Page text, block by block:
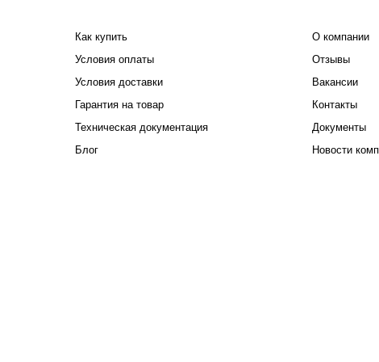
Как купить
Условия оплаты
Условия доставки
Гарантия на товар
Техническая документация
Блог
О компании
Отзывы
Вакансии
Контакты
Документы
Новости